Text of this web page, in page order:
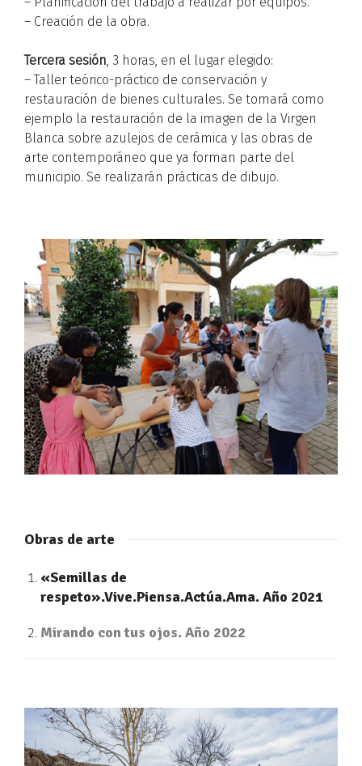
– Creación de la obra.
Tercera sesión, 3 horas, en el lugar elegido:
– Taller teórico-práctico de conservación y
restauración de bienes culturales. Se tomará como
ejemplo la restauración de la imagen de la Virgen
Blanca sobre azulejos de cerámica y las obras de
arte contemporáneo que ya forman parte del
municipio. Se realizarán prácticas de dibujo.
Obras de arte
«Semillas de
respeto».Vive.Piensa.Actúa.Ama. Año 2021
Mirando con tus ojos. Año 2022